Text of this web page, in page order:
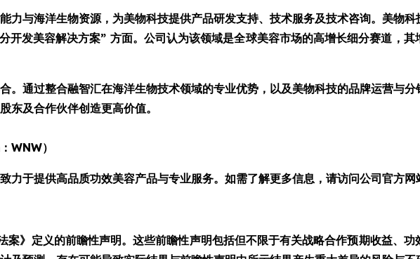
力与海洋生物资源，为美物科技提供产品研发支持、技术服务及技术咨询。美物
开发美容解决方案” 方面。公司认为该领域是全球美容市场的高增长细分赛道，
。通过整合融智汇在海洋生物技术领域的专业优势，以及美物科技的品牌运营与
东及合作伙伴创造更高价值。
WNW）
力于提供高品质功效美容产品与专业服务。如需了解更多信息，请访问公司官方网
》定义的前瞻性声明。这些前瞻性声明包括但不限于有关战略合作预期收益、